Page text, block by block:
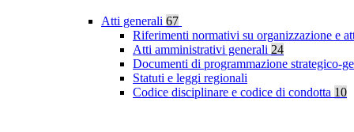
Atti generali 67
Riferimenti normativi su organizzazione e
Atti amministrativi generali 24
Documenti di programmazione strategico-
Statuti e leggi regionali
Codice disciplinare e codice di condotta 10